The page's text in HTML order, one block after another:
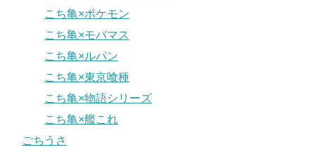
こち亀×ポケモン
こち亀×モバマス
こち亀×ルパン
こち亀×東京喰種
こち亀×物語シリーズ
こち亀×艦これ
ごちうさ